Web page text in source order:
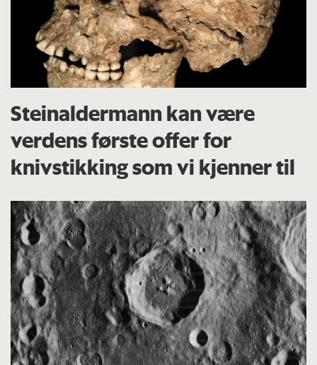
Steinaldermann kan være
verdens første offer for
knivstikking som vi kjenner til